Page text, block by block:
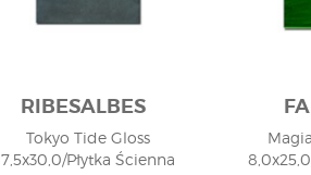
RIBESALBES
Tokyo Tide Gloss
7,5x30,0/Płytka Ścienna